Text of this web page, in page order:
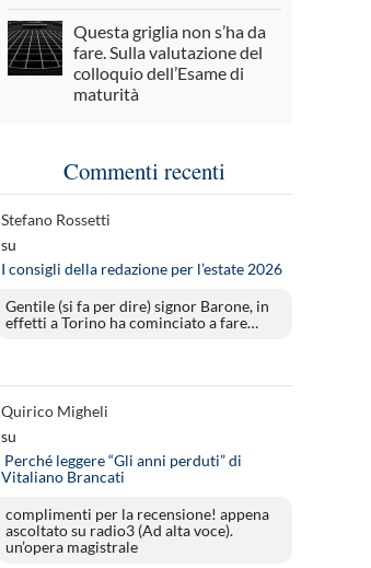
Questa griglia non s’ha da
fare. Sulla valutazione del
colloquio dell’Esame di
maturità
Commenti recenti
Stefano Rossetti
su
I consigli della redazione per l’estate 2026
Gentile (si fa per dire) signor Barone, in
effetti a Torino ha cominciato a fare…
Quirico Migheli
su
Perché leggere “Gli anni perduti” di
Vitaliano Brancati
complimenti per la recensione! appena
ascoltato su radio3 (Ad alta voce).
un’opera magistrale